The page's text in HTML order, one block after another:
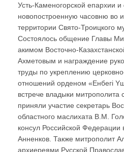
Усть-Каменогорской епархии и
новопостроенную часовню во
территории Свято-Троицкого
Состоялось общение Главы
акимом Восточно-
Ахметовым и награждение
труды по укреплению
отношений орденом «Енбегi
встрече владыки митрополита
приняли участие секретарь
областного маслихата В.М.
консул Российской Федерации
Анненков. Также митрополит
архиереями Русской